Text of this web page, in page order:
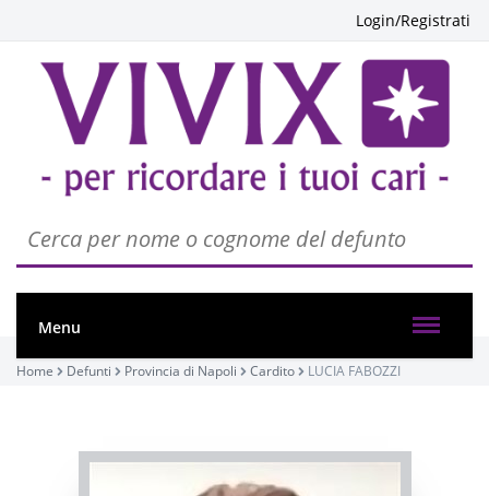
Login/Registrati
Menu
Home Defunti Provincia di Napoli Cardito LUCIA FABOZZI
PASSATE:
FUNERALE
Visibile a tutti gli utenti